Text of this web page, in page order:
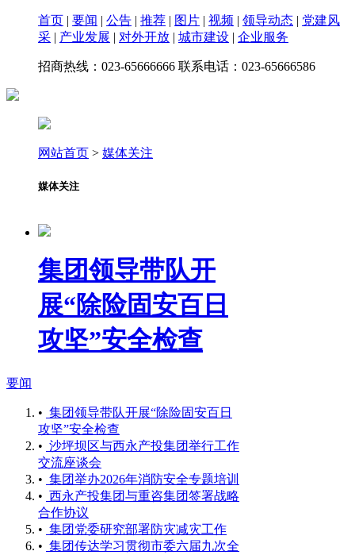
首页 | 要闻 | 公告 | 推荐 | 图片 | 视频 | 领导动态 | 党建风
采 | 产业发展 | 对外开放 | 城市建设 | 企业服务
招商热线：023-65666666 联系电话：023-65666586
网站首页 > 媒体关注
媒体关注